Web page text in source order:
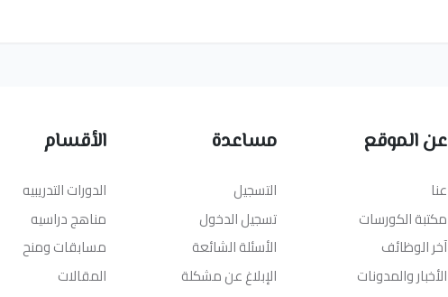
عن الموقع
عنا
مكتبة الكورسات
آخر الوظائف
الأخبار والمدونات
مساعدة
التسجيل
تسجيل الدخول
الأسئلة الشائعة
الإبلاغ عن مشكلة
الأقسام
الدورات التدريبيه
مناهج دراسيه
مسابقات ومنح
المقالات